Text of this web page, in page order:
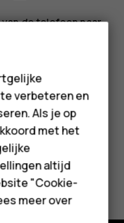
de telefoon naar
u op
de headset
verbeteren en
Als je op
met het
altijd
"Cookie-
meer over